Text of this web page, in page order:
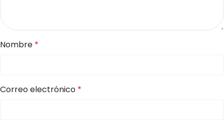
Nombre *
Correo electrónico *